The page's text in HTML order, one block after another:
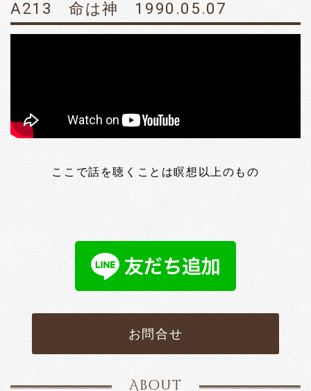
A213 命は神 1990.05.07
ここで話を聴くことは瞑想以上のもの
お問合せ
About